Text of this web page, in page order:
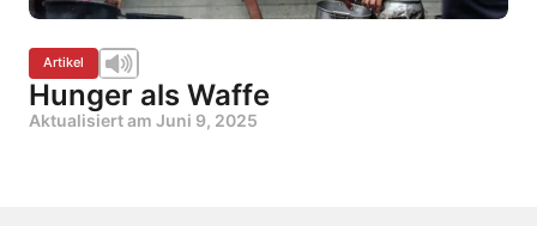
Artikel
Hunger als Waffe
Aktualisiert am Juni 9, 2025